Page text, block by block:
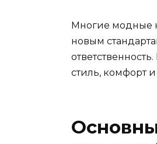
Многие модные
новым
стиль, комфорт и